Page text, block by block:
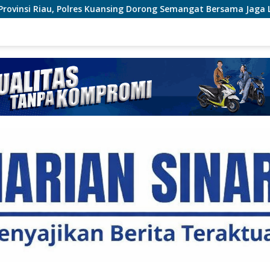
Dorong Semangat Bersama Jaga Lingkungan dan Marwah